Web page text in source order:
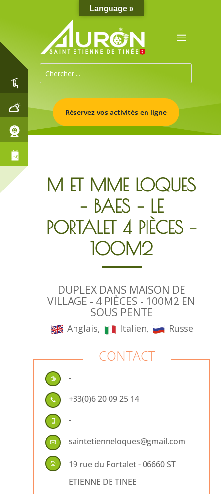
Réservez vos activités en ligne
M ET MME LOQUES
– BAES – LE
PORTALET 4 PIÈCES –
100M2
DUPLEX DANS MAISON DE
VILLAGE - 4 PIÈCES - 100M2 EN
SOUS PENTE
Anglais, Italien, Russe
CONTACT
 -
 +33(0)6 20 09 25 14
 -
 saintetienneloques@gmail.com

19 rue du Portalet - 06660 ST
ETIENNE DE TINEE
Language »